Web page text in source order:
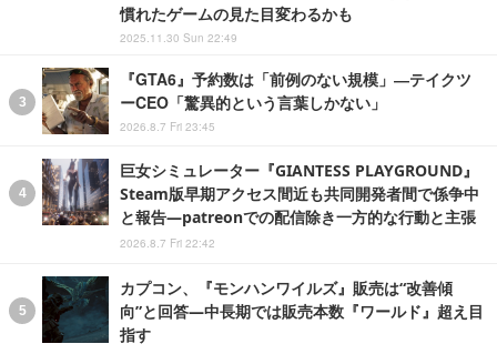
慣れたゲームの見た目変わるかも
2025.11.30 Sun 22:49
『GTA6』予約数は「前例のない規模」―テイクツ
ーCEO「驚異的という言葉しかない」
2026.8.7 Fri 23:45
巨女シミュレーター『GIANTESS PLAYGROUND』
Steam版早期アクセス間近も共同開発者間で係争中
と報告―patreonでの配信除き一方的な行動と主張
2026.8.7 Fri 22:42
カプコン、『モンハンワイルズ』販売は“改善傾
向”と回答―中長期では販売本数『ワールド』超え目
指す